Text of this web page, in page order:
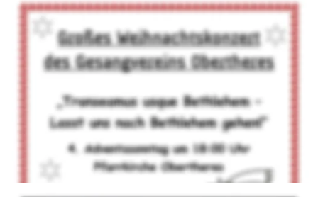
Mit einer neuen Idee von uns, begrüßen wir seit 2016 am
Vorabend des 1. Adventsonntags den Advent in Obertheres.
Unterstützt vom Musikverein Obertheres singen wir am
wärmenden Feuer, bei Glühwein und Bratwurst, gemeinsam
der große Christbaum erleuchtet.
2017 - Es werde Licht
Weil der 4. Advent auch Hl. Abend war, wurde aus dem
Weihnachtskonzert ein Adventskonzert.